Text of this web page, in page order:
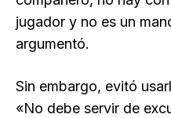
jugador y no es un
argumentó.
Sin embargo, evitó
«No debe servir de